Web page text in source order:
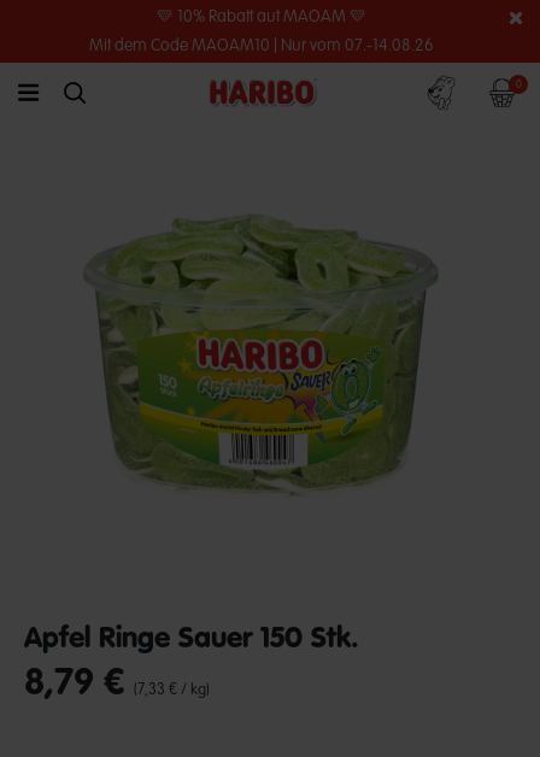
💛 10% Rabatt auf MAOAM 💛
Mit dem Code MAOAM10 | Nur vom 07.-14.08.26
link.header.menu.label
simplesearch.search.label
Konto 0
Apfel Ringe Sauer 150 Stk.
undefined out of 5 Customer Rating
8,79 € (7,33 € / kg)